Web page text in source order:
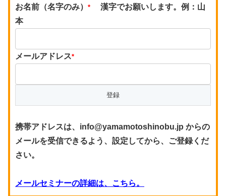
お名前（名字のみ） *
漢字でお願いします。例：山
本
メールアドレス*
携帯アドレスは、info@yamamotoshinobu.jp からの
メールを受信できるよう、設定してから、ご登録くだ
さい。
メールセミナーの詳細は、こちら。